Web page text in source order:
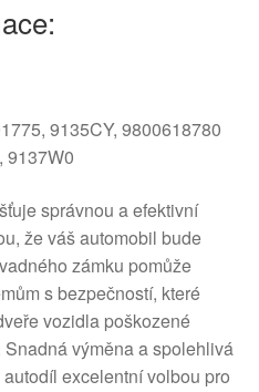
9135CY, 9800618780
9137W0
správnou a efektivní
že váš automobil bude
zámku pomůže
s bezpečností, které
vozidla poškozené
výměna a spolehlivá
excelentní volbou pro